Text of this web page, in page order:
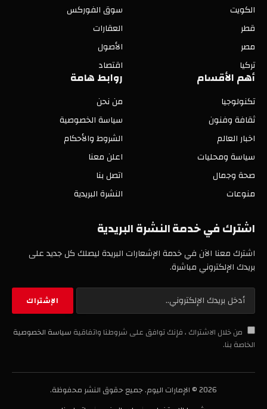
الكويت
قطر
مصر
تركيا
سوق الفوركس
العقارات
الأصول
اقتصاد
أهم الأقسام
تكنولوجيا
ثقافة وفنون
اخبار العالم
سياسة ومحليات
صحة وجمال
منوعات
روابط هامة
من نحن
سياسة الخصوصية
الشروط والأحكام
اعلن معنا
اتصل بنا
النشرة البريدية
اشترك في خدمة النشرة البريدية
اشترك معنا الآن في خدمة الإشعارات البريدة ليصلك كل جديد على
بريدك الإلكتروني مباشرة.
من خلال الاشتراك ، فإنك توافق على شروطنا واتفاقية سياسة الخصوصية
الخاصة بنا.
2026 © الإمارات اليوم. جميع حقوق النشر محفوظة.